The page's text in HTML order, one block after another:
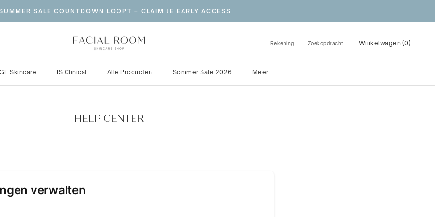
SALE COUNTDOWN LOOPT – CLAIM JE EARLY ACCESS
Skincare
IS Clinical
Alle Producten
Sommer Sale 2026
Meer
Rekening Zoekopdracht Winkelwagen (0)
HELP CENTER